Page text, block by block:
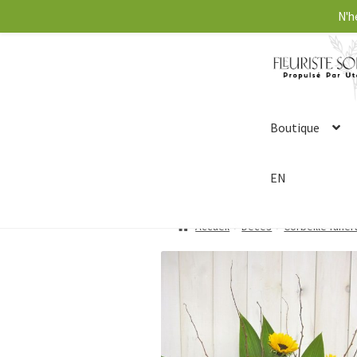
Boutique
EN
Accueil Décès Corbeille